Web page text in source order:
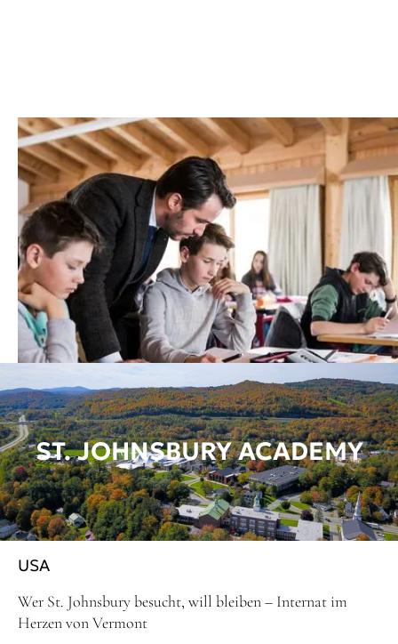
ST. JOHNSBURY ACADEMY
USA
Wer St. Johnsbury besucht, will bleiben – Internat im
Herzen von Vermont